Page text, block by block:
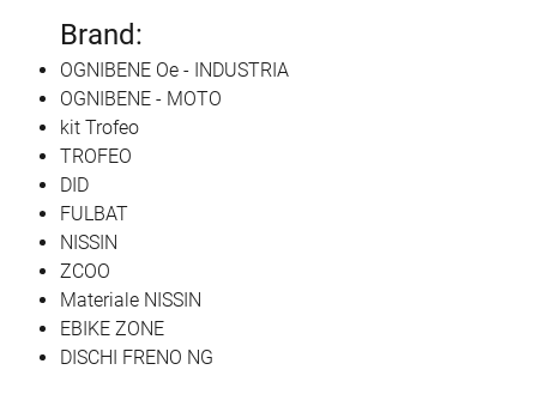
Brand:
OGNIBENE Oe - INDUSTRIA
OGNIBENE - MOTO
kit Trofeo
TROFEO
DID
FULBAT
NISSIN
ZCOO
Materiale NISSIN
EBIKE ZONE
DISCHI FRENO NG